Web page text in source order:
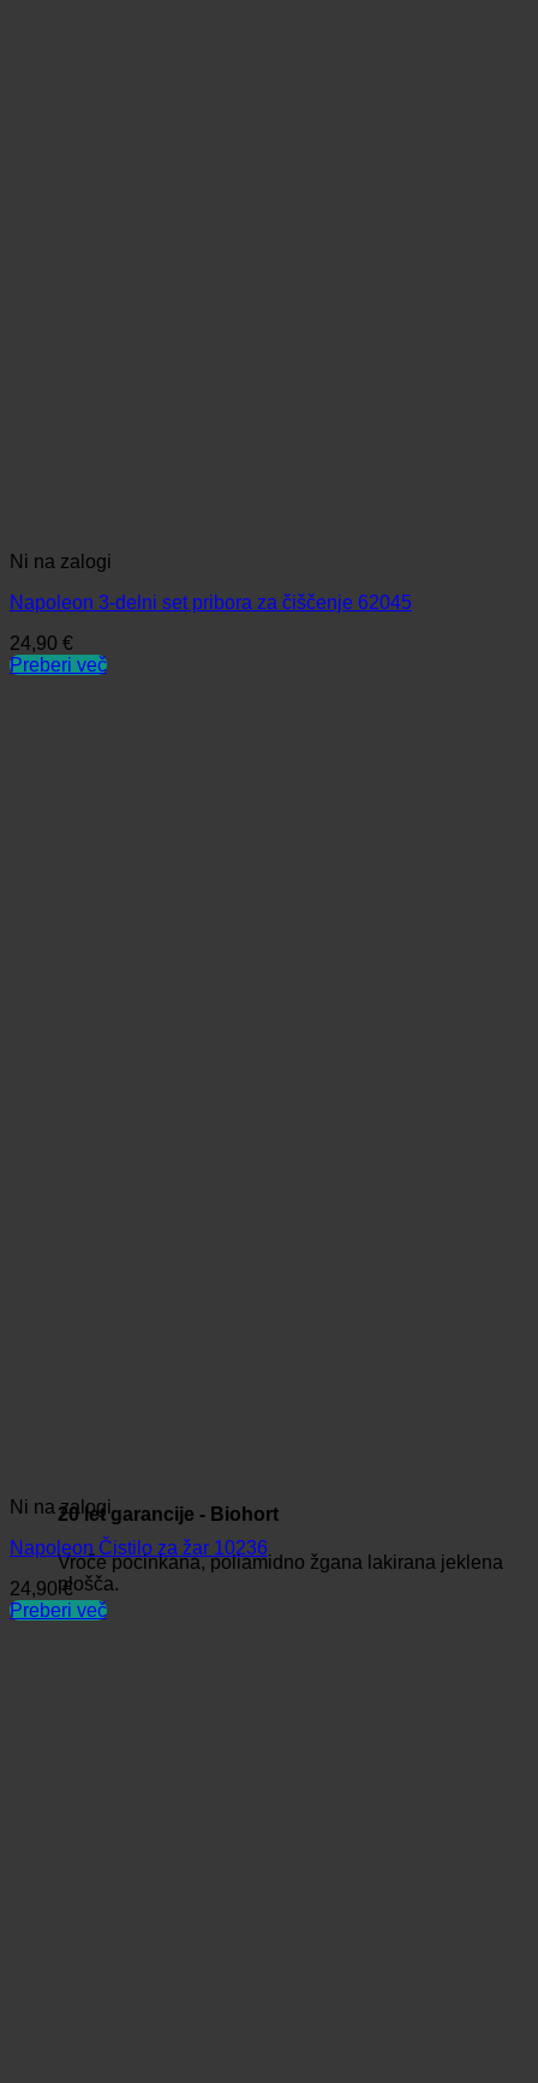
20 let garancije - Biohort
Vroče pocinkana, poliamidno žgana lakirana jeklena
plošča.
Ni na zalogi
Napoleon 3-delni set pribora za čiščenje 62045
24,90 €
Preberi več
Ni na zalogi
Napoleon Čistilo za žar 10236
24,90€
Preberi več